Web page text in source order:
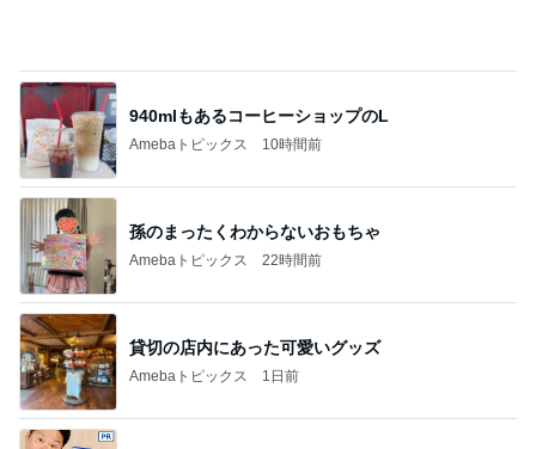
孫のまったくわからないおもちゃ
Amebaトピックス 22時間前
貸切の店内にあった可愛いグッズ
Amebaトピックス 1日前
レジェンド松下のなんでもプレゼン！
Amebaトピックス 9時間前